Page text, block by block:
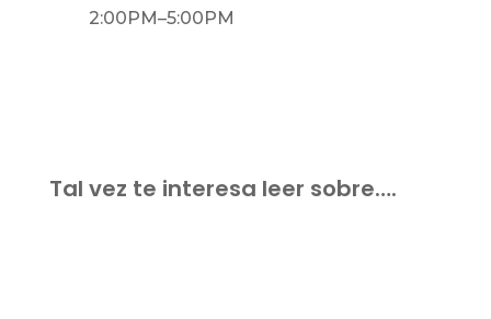
2:00PM–5:00PM
Tal vez te interesa leer sobre….